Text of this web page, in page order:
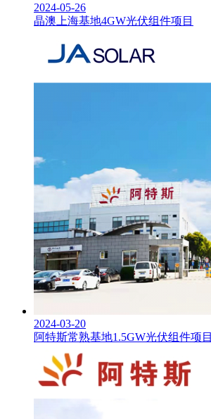
2024-05-26
晶澳上海基地4GW光伏组件项目
2024-03-20
阿特斯常熟基地1.5GW光伏组件项目